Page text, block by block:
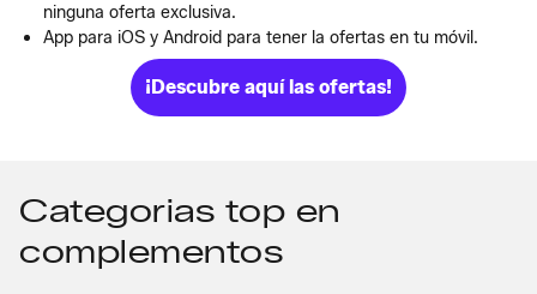
ninguna oferta exclusiva.
App para iOS y Android para tener la ofertas en tu móvil.
¡Descubre aquí las ofertas!
Categorias top en
complementos